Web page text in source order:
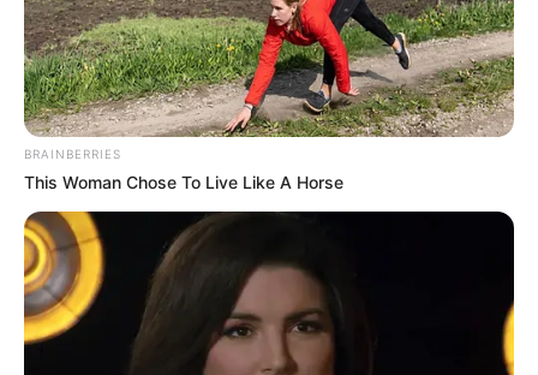
και από τις δύο πλευρές: Οι πατριώτες και οι νομοταγείς
πολίτες θέλουν ομοσπονδιακή δύναμη και επιβολή του
νόμου.. Οι μετριοπαθείς στην Ουάσινγκτον και οι
αναποφάσιστοι Ρεπουμπλικάνοι πιέζουν για
«αποκλιμάκωση».. Αλλά ο Τραμπ δεν έχει καμία διάθεση
να περιμένει συναίνεση.
Η εντολή για την προετοιμασία της 11ης Μεραρχίας
Aλεξιπτωτιστών ήρθε πριν από την ανακοίνωσή του την
Παρασκευή – που σημαίνει ότι τα γρανάζια του πολέμου
έχουν ήδη τεθεί σε κίνηση.
————————————————————————-
BRAINBERRIES
This Woman Chose To Live Like A Horse